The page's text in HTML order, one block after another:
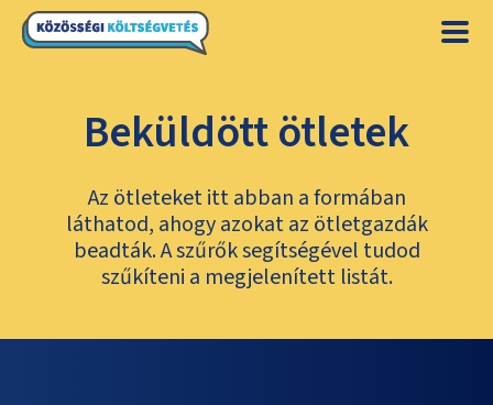
Beküldött ötletek
Az ötleteket itt abban a formában
láthatod, ahogy azokat az ötletgazdák
beadták. A szűrők segítségével tudod
szűkíteni a megjelenített listát.